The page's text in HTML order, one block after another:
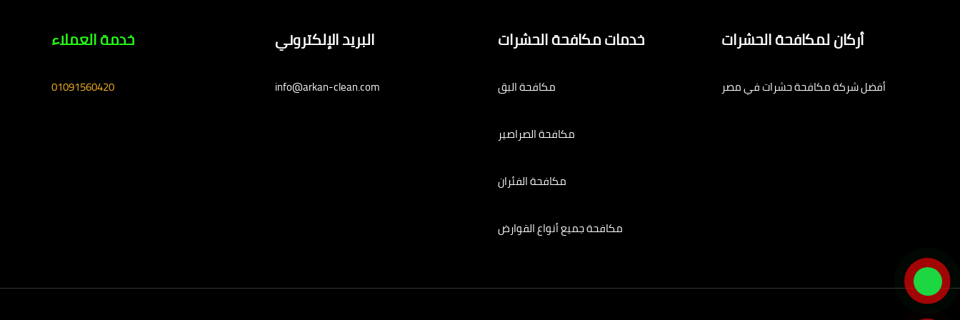
أركان لمكافحة الحشرات
أفضل شركة مكافحة حشرات في مصر
خدمات مكافحة الحشرات
مكافحة البق
مكافحة الصراصير
مكافحة الفئران
مكافحة جميع أنواع القوارض
البريد الإلكتروني
info@arkan-clean.com
خدمة العملاء
01091560420